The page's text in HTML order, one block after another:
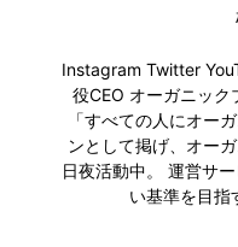
Instagram Twitter
役CEO オーガニッ
「すべての人にオー
ンとして掲げ、オー
日夜活動中。 運営サ
い基準を目指